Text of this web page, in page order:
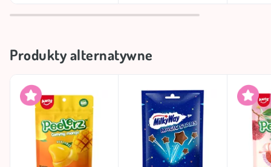
Produkty alternatywne